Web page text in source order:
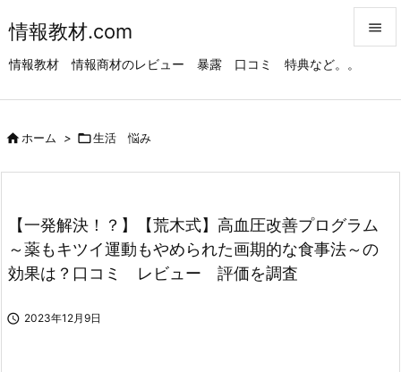
情報教材.com
情報教材 情報商材のレビュー 暴露 口コミ 特典など。。

前へ
次へ

ホーム > 生活 悩み
【一発解決！？】【荒木式】高血圧改善プログラム
～薬もキツイ運動もやめられた画期的な食事法～の
効果は？口コミ レビュー 評価を調査
 2023年12月9日